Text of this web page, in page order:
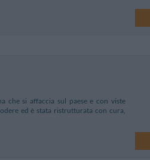
che si affaccia sul paese e con viste
ed è stata ristrutturata con cura,